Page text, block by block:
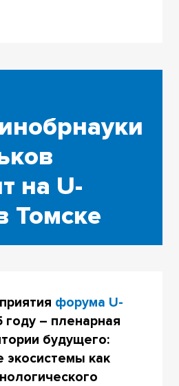
на U-
Томске
форума U-
году – пленарная
будущего:
экосистемы как